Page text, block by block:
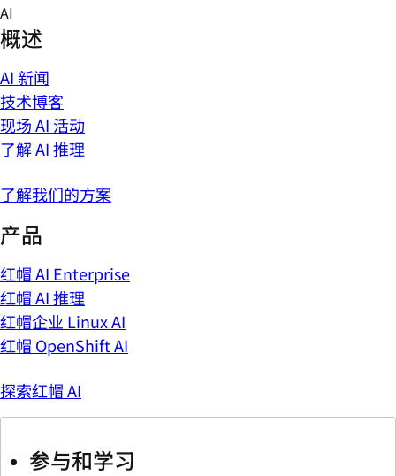
Skip
to
content
AI
概述
AI 新闻
技术博客
现场 AI 活动
了解 AI 推理
了解我们的方案
产品
红帽 AI Enterprise
红帽 AI 推理
红帽企业 Linux AI
红帽 OpenShift AI
探索红帽 AI
参与和学习